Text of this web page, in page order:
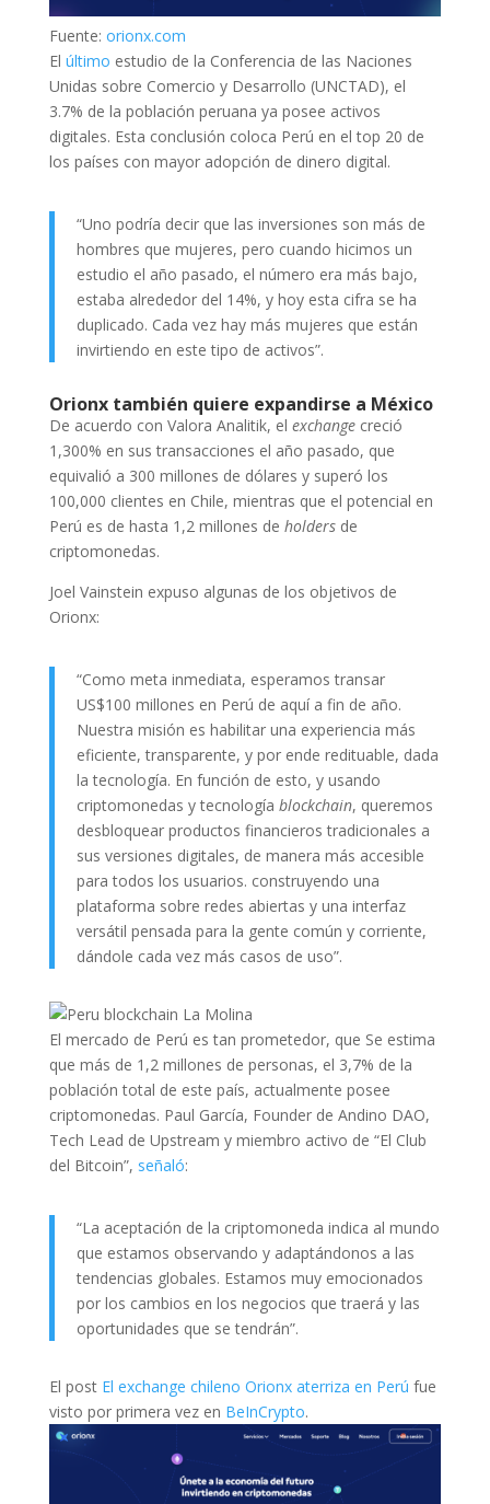
Fuente: orionx.com
El último estudio de la Conferencia de las Naciones
Unidas sobre Comercio y Desarrollo (UNCTAD), el
3.7% de la población peruana ya posee activos
digitales. Esta conclusión coloca Perú en el top 20 de
los países con mayor adopción de dinero digital.
“Uno podría decir que las inversiones son más de
hombres que mujeres, pero cuando hicimos un
estudio el año pasado, el número era más bajo,
estaba alrededor del 14%, y hoy esta cifra se ha
duplicado. Cada vez hay más mujeres que están
invirtiendo en este tipo de activos”.
Orionx también quiere expandirse a México
De acuerdo con Valora Analitik, el exchange creció
1,300% en sus transacciones el año pasado, que
equivalió a 300 millones de dólares y superó los
100,000 clientes en Chile, mientras que el potencial en
Perú es de hasta 1,2 millones de holders de
criptomonedas.
Joel Vainstein expuso algunas de los objetivos de
Orionx:
“Como meta inmediata, esperamos transar
US$100 millones en Perú de aquí a fin de año.
Nuestra misión es habilitar una experiencia más
eficiente, transparente, y por ende redituable, dada
la tecnología. En función de esto, y usando
criptomonedas y tecnología blockchain, queremos
desbloquear productos financieros tradicionales a
sus versiones digitales, de manera más accesible
para todos los usuarios. construyendo una
plataforma sobre redes abiertas y una interfaz
versátil pensada para la gente común y corriente,
dándole cada vez más casos de uso”.
El mercado de Perú es tan prometedor, que Se estima
que más de 1,2 millones de personas, el 3,7% de la
población total de este país, actualmente posee
criptomonedas. Paul García, Founder de Andino DAO,
Tech Lead de Upstream y miembro activo de “El Club
del Bitcoin”, señaló:
“La aceptación de la criptomoneda indica al mundo
que estamos observando y adaptándonos a las
tendencias globales. Estamos muy emocionados
por los cambios en los negocios que traerá y las
oportunidades que se tendrán”.
El post El exchange chileno Orionx aterriza en Perú fue
visto por primera vez en BeInCrypto.